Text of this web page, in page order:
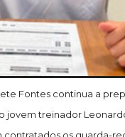
Fontes continua a
jovem treinador